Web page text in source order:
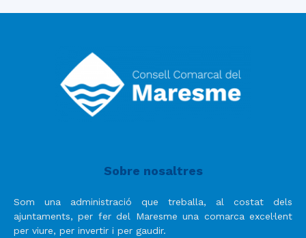
Sobre nosaltres
Som una administració que treballa, al costat dels
ajuntaments, per fer del Maresme una comarca excel·lent
per viure, per invertir i per gaudir.